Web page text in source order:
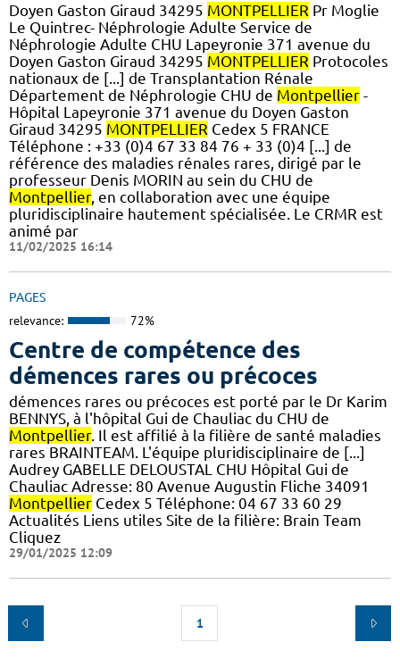
Doyen Gaston Giraud 34295 MONTPELLIER Pr Moglie
Le Quintrec- Néphrologie Adulte Service de
Néphrologie Adulte CHU Lapeyronie 371 avenue du
Doyen Gaston Giraud 34295 MONTPELLIER Protocoles
nationaux de [...] de Transplantation Rénale
Département de Néphrologie CHU de Montpellier -
Hôpital Lapeyronie 371 avenue du Doyen Gaston
Giraud 34295 MONTPELLIER Cedex 5 FRANCE
Téléphone : +33 (0)4 67 33 84 76 + 33 (0)4 [...] de
référence des maladies rénales rares, dirigé par le
professeur Denis MORIN au sein du CHU de
Montpellier, en collaboration avec une équipe
pluridisciplinaire hautement spécialisée. Le CRMR est
animé par
11/02/2025 16:14
PAGES
relevance: 72%
Centre de compétence des
démences rares ou précoces
démences rares ou précoces est porté par le Dr Karim
BENNYS, à l'hôpital Gui de Chauliac du CHU de
Montpellier. Il est affilié à la filière de santé maladies
rares BRAINTEAM. L'équipe pluridisciplinaire de [...]
Audrey GABELLE DELOUSTAL CHU Hôpital Gui de
Chauliac Adresse: 80 Avenue Augustin Fliche 34091
Montpellier Cedex 5 Téléphone: 04 67 33 60 29
Actualités Liens utiles Site de la filière: Brain Team
Cliquez
29/01/2025 12:09
1